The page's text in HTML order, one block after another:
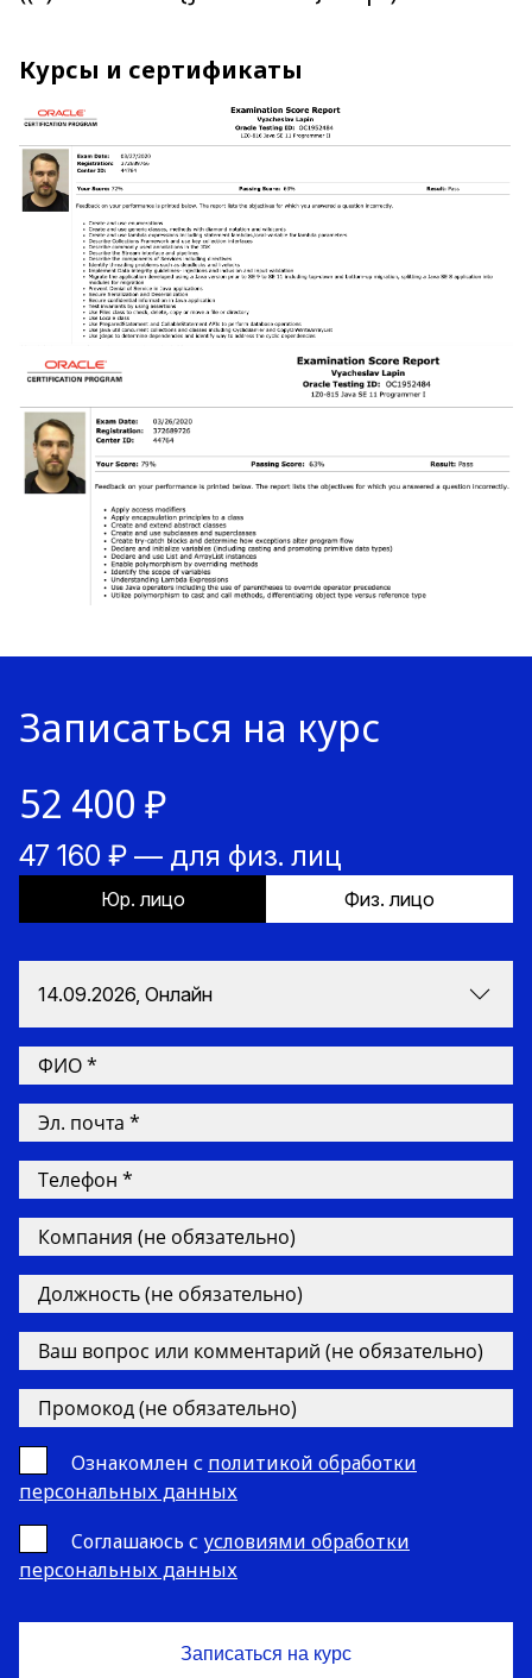
Курсы и сертификаты
Записаться на курс
52 400 ₽
47 160 ₽ — для физ. лиц
Юр. лицо Физ. лицо
14.09.2026, Онлайн
Ознакомлен с политикой обработки
персональных данных
Cоглашаюсь с условиями обработки
персональных данных